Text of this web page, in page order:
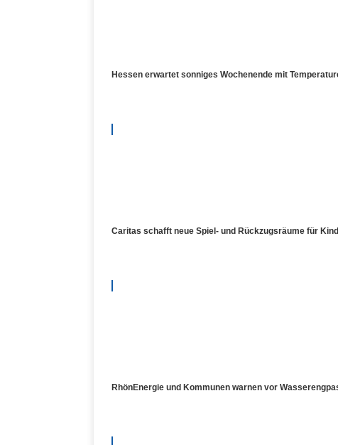
Hessen erwartet sonniges Wochenende mit
Caritas schafft neue Spiel- und Rückzugsräume für
RhönEnergie und Kommunen warnen vor